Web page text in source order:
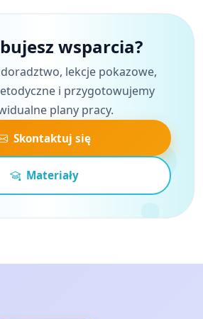
wsparcia?
lekcje pokazowe,
i przygotowujemy
plany pracy.
Skontaktuj się
Materiały